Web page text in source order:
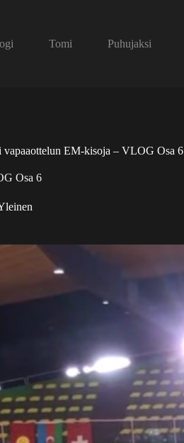
Tomi Puhujaksi
vapaaottelun EM-kisoja – VLOG Osa 6
Osa 6